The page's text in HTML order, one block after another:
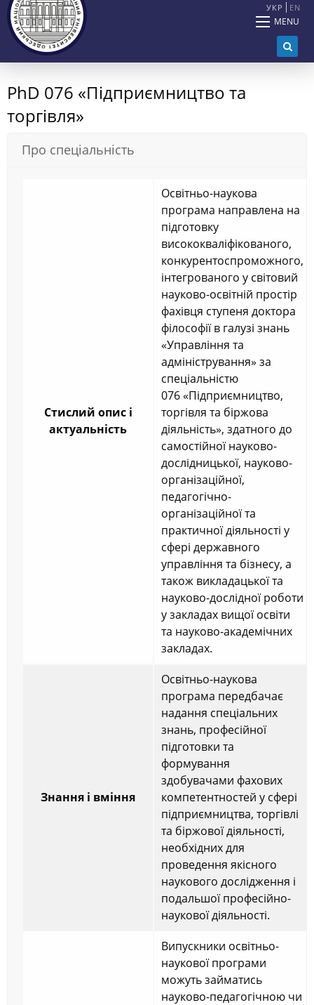
УКР EN
MENU
PhD 076 «Підприємництво та
торгівля»
Про спеціальність
Стислий опис і
актуальність
Освітньо-наукова
програма направлена на
підготовку
висококваліфікованого,
конкурентоспроможного,
інтегрованого у світовий
науково-освітній простір
фахівця ступеня доктора
філософії в галузі знань
«Управління та
адміністрування» за
спеціальністю
076 «Підприємництво,
торгівля та біржова
діяльність», здатного до
самостійної науково-
дослідницької, науково-
організаційної,
педагогічно-
організаційної та
практичної діяльності у
сфері державного
управління та бізнесу, а
також викладацької та
науково-дослідної роботи
у закладах вищої освіти
та науково-академічних
закладах.
Знання і вміння
Освітньо-наукова
програма передбачає
надання спеціальних
знань, професійної
підготовки та
формування
здобувачами фахових
компетентностей у сфері
підприємництва, торгівлі
та біржової діяльності,
необхідних для
проведення якісного
наукового дослідження і
подальшої професійно-
наукової діяльності.
Випускники освітньо-
наукової програми
можуть займатись
науково-педагогічною чи